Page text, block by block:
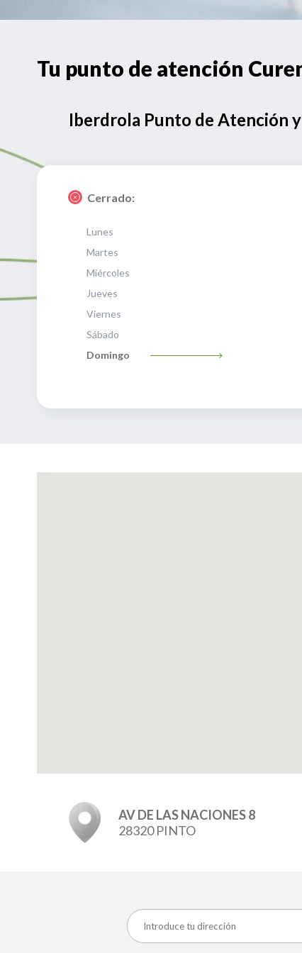
Tu punto de atención
Iberdrola Punto de Atención
Cerrado:
Lunes
Martes
Miércoles
Jueves
Viernes
Sábado
Domingo
AV DE LAS NACIONES 8
28320 PINTO